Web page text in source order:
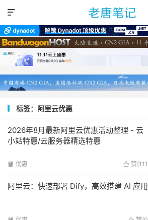

标签：阿里云优惠
2026年8月最新阿里云优惠活动整理 - 云
小站特惠/云服务器精选特惠
 赞(111
 优惠
阿里云：快速部署 Dify，高效搭建 AI 应用